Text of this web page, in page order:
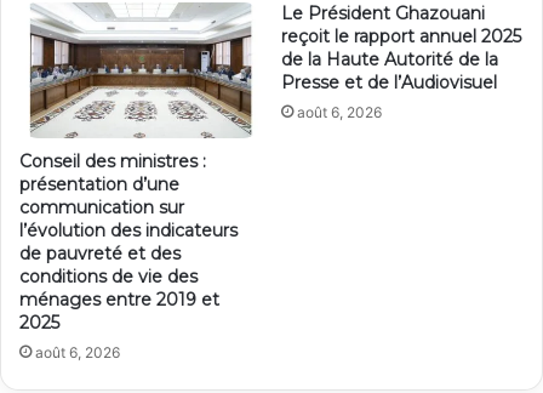
Conseil des ministres :
présentation d’une
communication sur
l’évolution des indicateurs
de pauvreté et des
conditions de vie des
ménages entre 2019 et
2025
août 6, 2026
Le Président Ghazouani
reçoit le rapport annuel 2025
de la Haute Autorité de la
Presse et de l’Audiovisuel
août 6, 2026